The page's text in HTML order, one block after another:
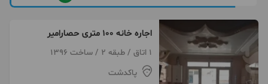
اجاره خانه ۱۰۰ متری حصارامیر
1 اتاق / طبقه 2 / ساخت 1396
پاکدشت